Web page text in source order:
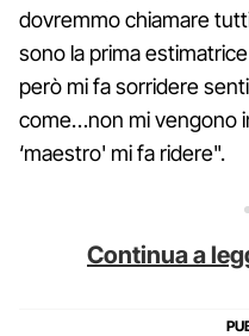
dovremmo chiamare
sono la prima
però mi fa sorridere
come…non mi vengono
‘maestro' mi fa ridere".
Continua a